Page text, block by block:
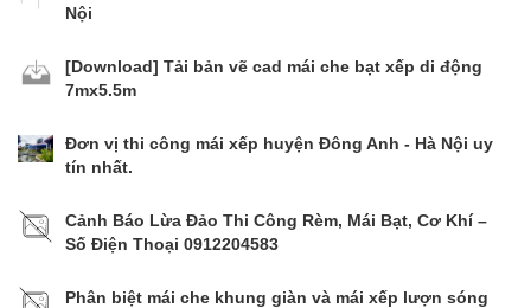
Nội
[Download] Tải bản vẽ cad mái che bạt xếp di động
7mx5.5m
Đơn vị thi công mái xếp huyện Đông Anh - Hà Nội uy
tín nhất.
Cảnh Báo Lừa Đảo Thi Công Rèm, Mái Bạt, Cơ Khí –
Số Điện Thoại 0912204583
Phân biệt mái che khung giàn và mái xếp lượn sóng